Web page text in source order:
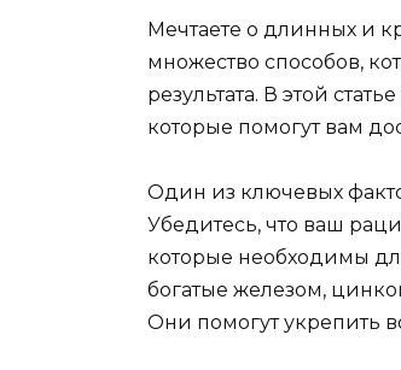
Мечтаете о длинных и
множество способов,
результата. В этой
которые помогут вам
Один из ключевых
Убедитесь, что ваш
которые необходимы
богатые железом,
Они помогут укрепить